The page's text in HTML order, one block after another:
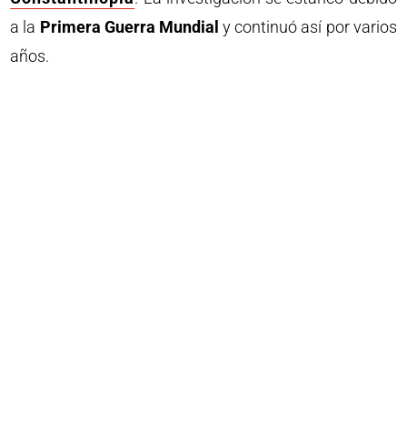
a la Primera Guerra Mundial y continuó así por varios
años.